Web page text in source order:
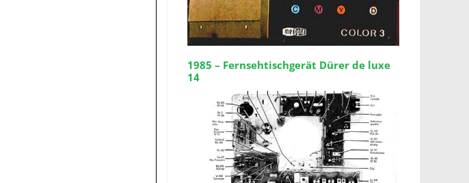
1985 – Fernsehtischgerät Dürer de luxe
14